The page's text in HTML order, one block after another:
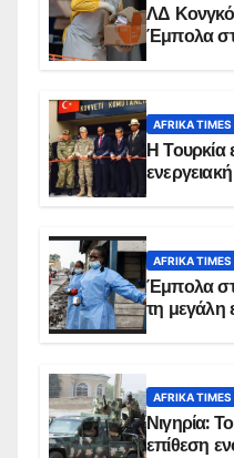
ΛΔ
Έμπολα
AFRIKA TIMES
Η Τουρκία
AFRIKA TIMES
Έμπολα
τη μεγάλη
AFRIKA TIMES
Νιγηρία:
επίθεση